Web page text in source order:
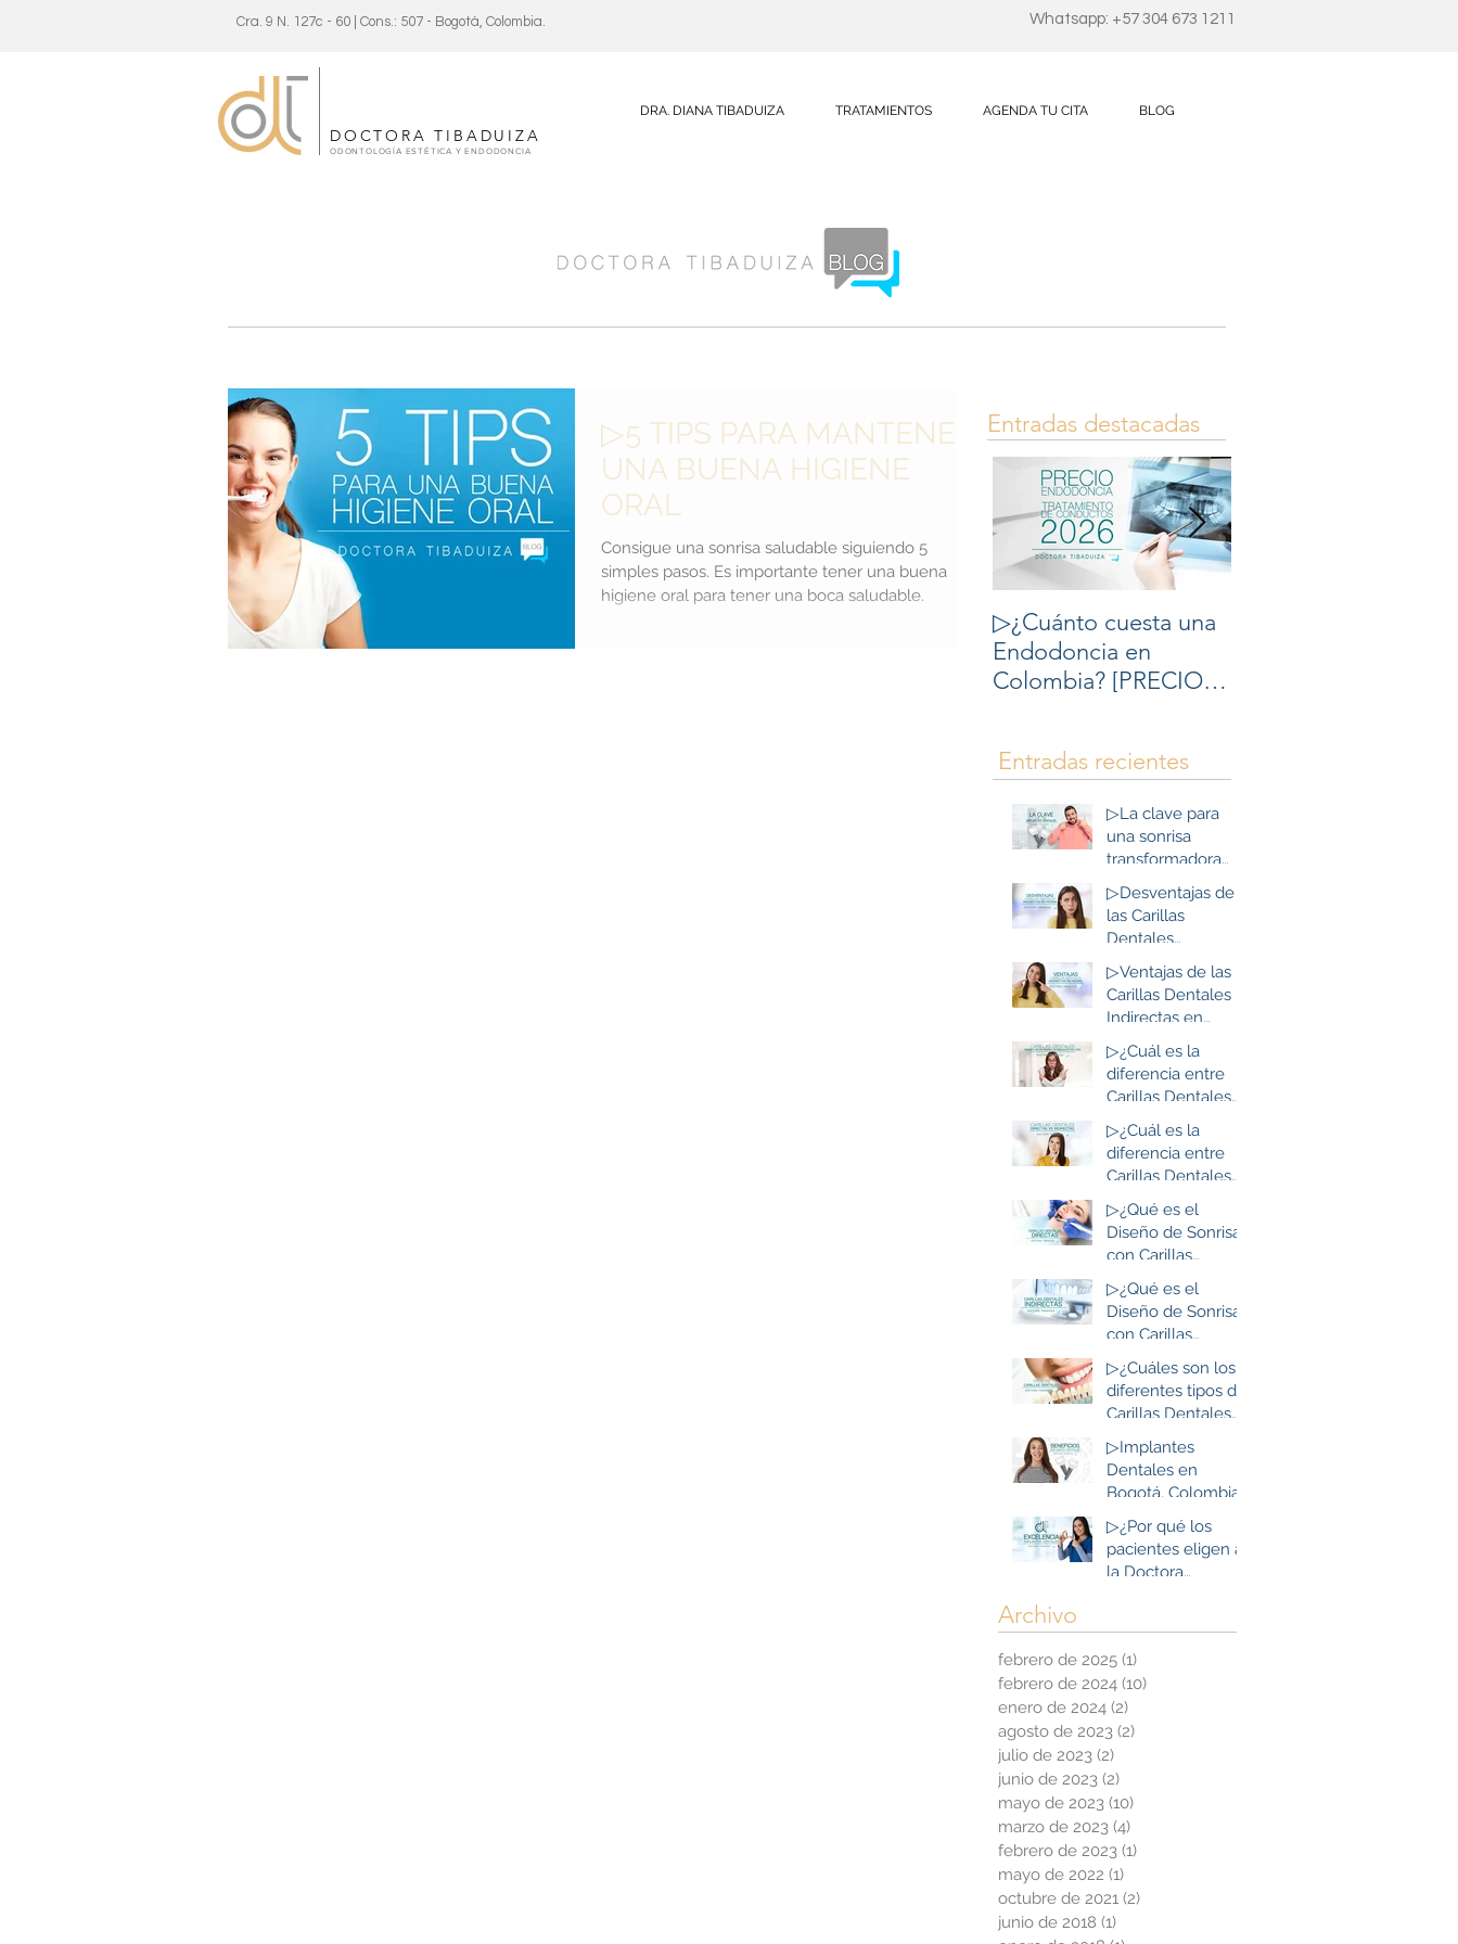
Cra. 9 N. 127c - 60 | Cons.: 507 - Bogotá, Colombia. Whatsapp: +57 304 673 1211
DOCTORA TIBADUIZA
ODONTOLOGÍA ESTÉTICA Y ENDODONCIA
DRA. DIANA TIBADUIZA TRATAMIENTOS AGENDA TU CITA BLOG
▷5 TIPS PARA MANTENER
UNA BUENA HIGIENE
ORAL
Consigue una sonrisa saludable siguiendo 5
simples pasos. Es importante tener una buena
higiene oral para tener una boca saludable.
Entradas destacadas
▷¿Cuánto cuesta una
Endodoncia en
Colombia? [PRECIOS
Colombia.
Entradas recientes
▷La clave para
una sonrisa
transformadora
con Implantes
Dentales y todo en
Bogotá, Colombia
▷Desventajas de
las Carillas
Dentales
Indirectas en
Resina de Alta
Estética: Lo que
▷Ventajas de las
Carillas Dentales
Indirectas en
Resina de Alta
Estética: Lo que
debes saber
▷¿Cuál es la
diferencia entre
Carillas Dentales
Indirectas en
Resina de Alta
Estética y las de
▷¿Cuál es la
diferencia entre
Carillas Dentales
Directas e
Indirectas?
▷¿Qué es el
Diseño de Sonrisa
con Carillas
Dentales Directas
en Resina de Alta
Estética?
▷¿Qué es el
Diseño de Sonrisa
con Carillas
Dentales
Indirectas en
Resina de Alta
▷¿Cuáles son los
diferentes tipos de
Carillas Dentales
que existen?
▷Implantes
Dentales en
Bogotá, Colombia:
Beneficios que
superan las
expectativas
▷¿Por qué los
pacientes eligen a
la Doctora
Bogotá, Colombia?
Archivo
febrero de 2025 (1)
febrero de 2024 (10)
enero de 2024 (2)
agosto de 2023 (2)
julio de 2023 (2)
junio de 2023 (2)
mayo de 2023 (10)
marzo de 2023 (4)
febrero de 2023 (1)
mayo de 2022 (1)
octubre de 2021 (2)
junio de 2018 (1)